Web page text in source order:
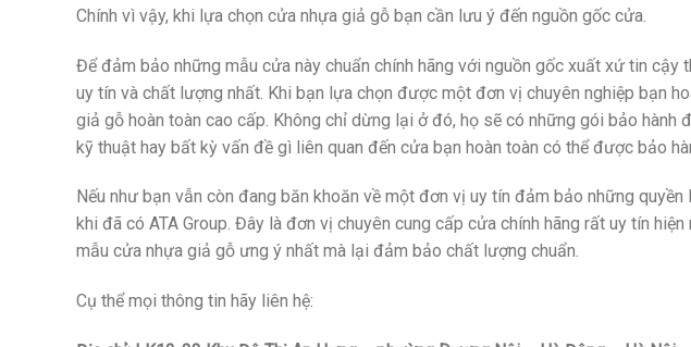
Chính vì vậy, khi lựa chọn cửa nhựa giả gỗ bạn cần lưu ý đến nguồn gốc cửa.
Để đảm bảo những mẫu cửa này chuẩn chính hãng với nguồn gốc xuất xứ tin cậy
uy tín và chất lượng nhất. Khi bạn lựa chọn được một đơn vị chuyên nghiệp bạn
giả gỗ hoàn toàn cao cấp. Không chỉ dừng lại ở đó, họ sẽ có những gói bảo hành
kỹ thuật hay bất kỳ vấn đề gì liên quan đến cửa bạn hoàn toàn có thể được bảo
Nếu như bạn vẫn còn đang băn khoăn về một đơn vị uy tín đảm bảo những
khi đã có ATA Group. Đây là đơn vị chuyên cung cấp cửa chính hãng rất uy tín
mẫu cửa nhựa giả gỗ ưng ý nhất mà lại đảm bảo chất lượng chuẩn.
Cụ thể mọi thông tin hãy liên hệ: